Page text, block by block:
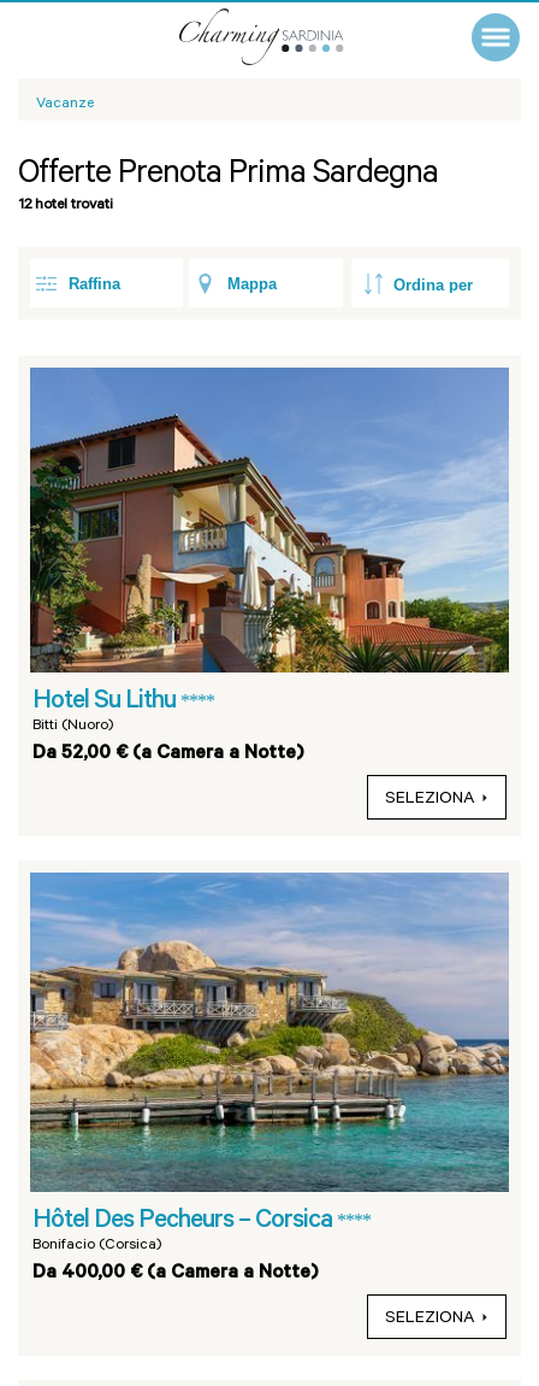
Vacanze
Offerte Prenota Prima Sardegna
12 hotel trovati
Raffina Mappa
Hotel Su Lithu ****
Bitti (Nuoro)
Da 52,00 € (a Camera a Notte)
SELEZIONA
Hôtel Des Pecheurs – Corsica ****
Bonifacio (Corsica)
Da 400,00 € (a Camera a Notte)
SELEZIONA